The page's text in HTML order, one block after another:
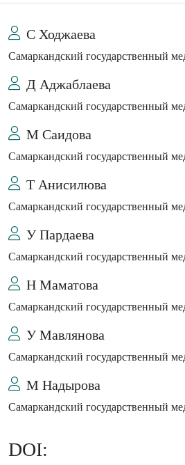
С Ходжаева
Самаркандский государственный
Д Аджаблаева
Самаркандский государственный
М Саидова
Самаркандский государственный
Т Анисилюва
Самаркандский государственный
У Пардаева
Самаркандский государственный
Н Маматова
Самаркандский государственный
У Мавлянова
Самаркандский государственный
М Надырова
Самаркандский государственный
DOI: